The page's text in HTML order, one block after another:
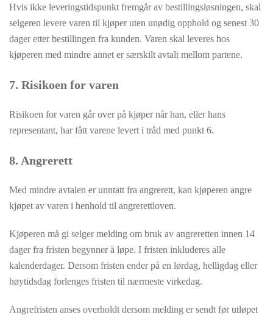
Hvis ikke leveringstidspunkt fremgår av bestillingsløsningen, skal
selgeren levere varen til kjøper uten unødig opphold og senest 30
dager etter bestillingen fra kunden. Varen skal leveres hos
kjøperen med mindre annet er særskilt avtalt mellom partene.
7. Risikoen for varen
Risikoen for varen går over på kjøper når han, eller hans
representant, har fått varene levert i tråd med punkt 6.
8. Angrerett
Med mindre avtalen er unntatt fra angrerett, kan kjøperen angre
kjøpet av varen i henhold til angrerettloven.
Kjøperen må gi selger melding om bruk av angreretten innen 14
dager fra fristen begynner å løpe. I fristen inkluderes alle
kalenderdager. Dersom fristen ender på en lørdag, helligdag eller
høytidsdag forlenges fristen til nærmeste virkedag.
Angrefristen anses overholdt dersom melding er sendt før utløpet